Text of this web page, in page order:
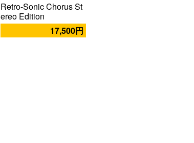
Retro-Sonic Chorus St
ereo Edition
17,500円